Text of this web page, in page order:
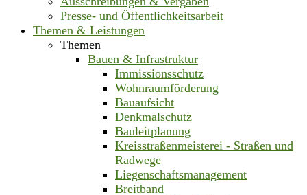
Presse- und Öffentlichkeitsarbeit
Themen & Leistungen
Themen
Bauen & Infrastruktur
Immissionsschutz
Wohnraumförderung
Bauaufsicht
Denkmalschutz
Bauleitplanung
Kreisstraßenmeisterei - Straßen und
Radwege
Liegenschaftsmanagement
Breitband